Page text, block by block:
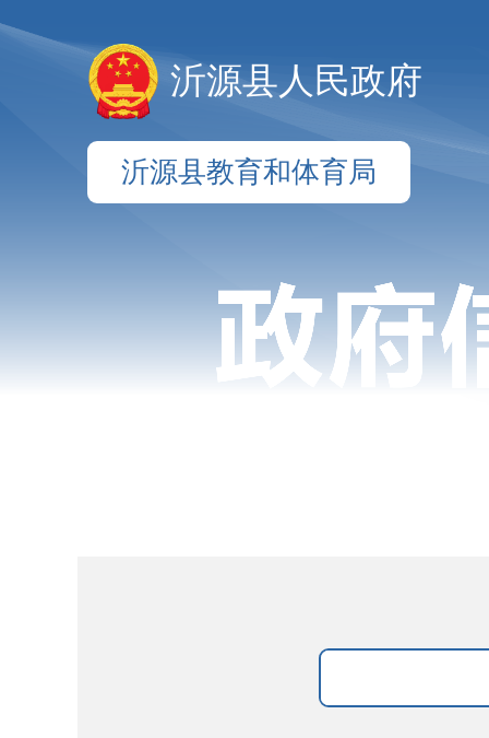
沂源县人民政府
沂源县教育和体育局